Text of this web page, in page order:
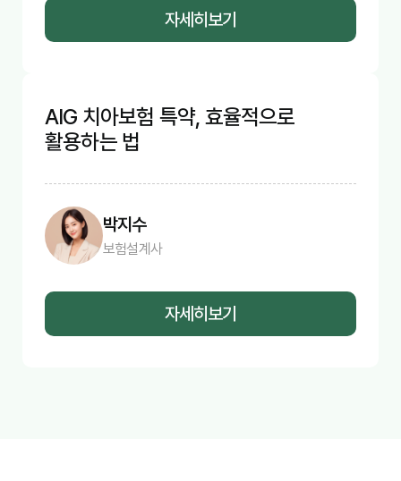
자세히보기
AIG 치아보험 특약, 효율적으로
활용하는 법
박지수
보험설계사
자세히보기